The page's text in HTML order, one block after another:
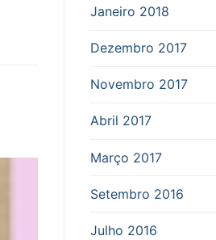
Janeiro 2018
Dezembro 2017
Novembro 2017
Abril 2017
Março 2017
Setembro 2016
Julho 2016